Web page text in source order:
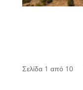
Σελίδα 1 από 10